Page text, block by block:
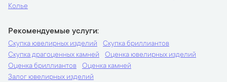
Колье
Рекомендуемые услуги
Скупка ювелирных изделий
Скупка бриллиантов
Скупка драгоценных камней
Оценка ювелирных изделий
Оценка бриллиантов
Оценка камней
Залог ювелирных изделий